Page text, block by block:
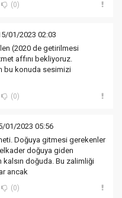
(0)
01/2023 02:03
(2020 de getirilmesi
affını bekliyoruz.
bu konuda sesimizi
(0)
01/2023 05:56
Doğuya gitmesi gerekenler
doğuya giden
doğuda. Bu zalimliği
ancak
(0)